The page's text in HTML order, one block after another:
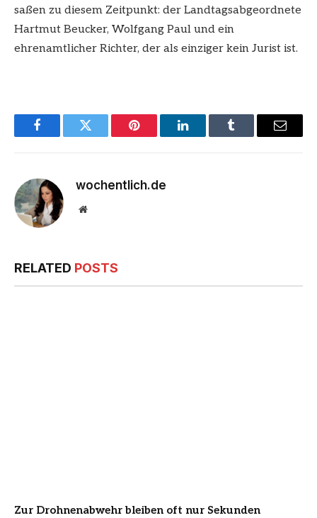
saßen zu diesem Zeitpunkt: der Landtagsabgeordnete
Hartmut Beucker, Wolfgang Paul und ein
ehrenamtlicher Richter, der als einziger kein Jurist ist.
FacebookTwitter Pinterest LinkedInTumblr Email
wochentlich.de
Website
RELATED POSTS
Zur Drohnenabwehr bleiben oft nur Sekunden